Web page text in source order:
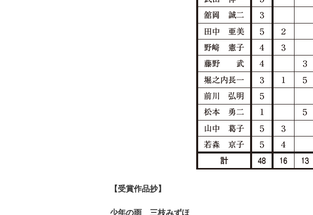
【受賞作品抄】
少年の雨 三枝みずほ